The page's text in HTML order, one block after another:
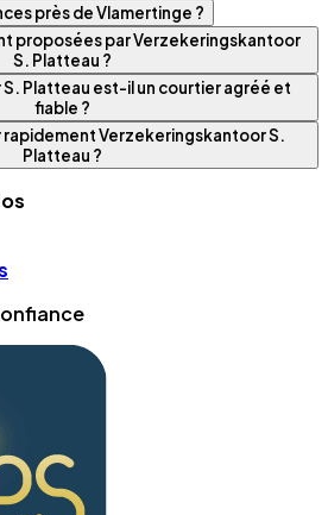
près de Vlamertinge ?
proposées par Verzekeringskantoor
S. Platteau ?
Platteau est-il un courtier agréé et
fiable ?
Verzekeringskantoor S.
Platteau ?